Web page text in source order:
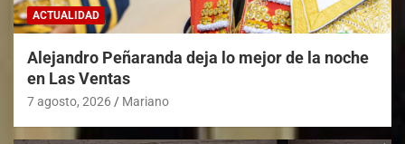
ACTUALIDAD
Alejandro Peñaranda deja lo mejor de la noche
en Las Ventas
7 agosto, 2026 Mariano